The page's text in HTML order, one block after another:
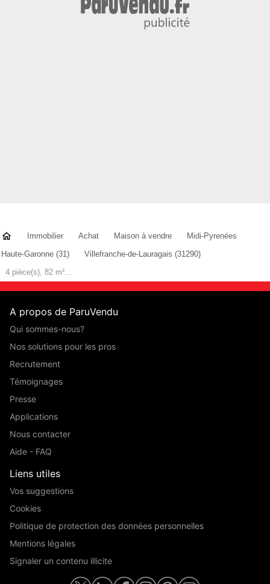
Immobilier Achat Maison à vendre
Midi-Pyrenées
Haute-Garonne (31)
Villefranche-de-Lauragais (31290)
4 pièce(s), 82 m²...
A propos de ParuVendu
Qui sommes-nous?
Nos solutions pour les pros
Recrutement
Témoignages
Presse
Applications
Nous contacter
Aide - FAQ
Liens utiles
Vos suggestions
Cookies
Politique de protection des données personnelles
Mentions légales
Signaler un contenu illicite